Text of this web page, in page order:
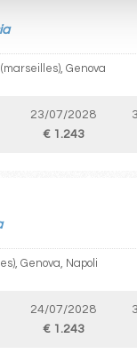
Genova
23/07/2028
€ 1.243
Genova, Napoli
24/07/2028
€ 1.243